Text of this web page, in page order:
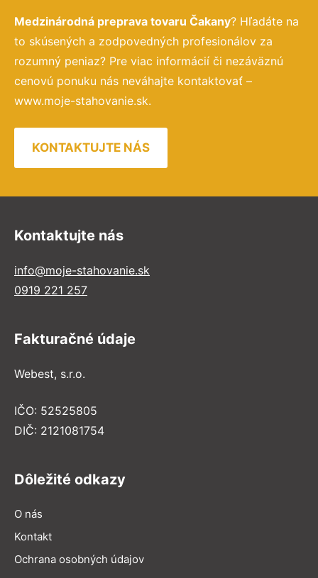
Medzinárodná preprava tovaru Čakany? Hľadáte na
to skúsených a zodpovedných profesionálov za
rozumný peniaz? Pre viac informácií či nezáväznú
cenovú ponuku nás neváhajte kontaktovať –
www.moje-stahovanie.sk.
KONTAKTUJTE NÁS
Kontaktujte nás
info@moje-stahovanie.sk
0919 221 257
Fakturačné údaje
Webest, s.r.o.
IČO: 52525805
DIČ: 2121081754
Dôležité odkazy
O nás
Kontakt
Ochrana osobných údajov